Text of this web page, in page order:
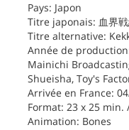
Pays: Japon
Titre japonais: 血界
Titre alternative:
Année de
Mainichi
Shueisha, Toy's
Arrivée en France:
Format: 23 x 25 min.
Animation: Bones